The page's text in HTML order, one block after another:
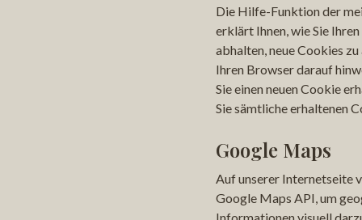
Die Hilfe-Funktion der
erklärt Ihnen, wie Sie
abhalten, neue Cookies
Ihren Browser darauf
Sie einen neuen Cookie
Sie sämtliche erhaltenen
Google Maps
Auf unserer Internetseite
Google Maps API, um
Informationen visuell